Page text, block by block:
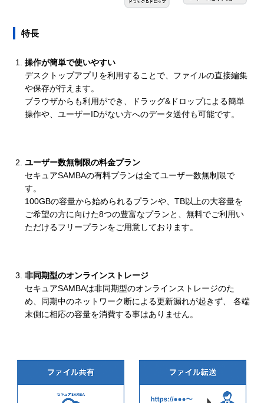
特長
操作が簡単で使いやすい
デスクトップアプリを利用することで、ファイルの直接編集
や保存が行えます。
ブラウザからも利用ができ、ドラッグ&ドロップによる簡単
操作や、ユーザーIDがない方へのデータ送付も可能です。
ユーザー数無制限の料金プラン
セキュアSAMBAの有料プランは全てユーザー数無制限で
す。
100GBの容量から始められるプランや、TB以上の大容量を
ご希望の方に向けた8つの豊富なプランと、無料でご利用い
ただけるフリープランをご用意しております。
非同期型のオンラインストレージ
セキュアSAMBAは非同期型のオンラインストレージのた
め、同期中のネットワーク断による更新漏れが起きず、 各端
末側に相応の容量を消費する事はありません。